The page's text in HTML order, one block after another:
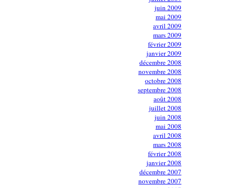
juin 2009
mai 2009
avril 2009
mars 2009
février 2009
janvier 2009
décembre 2008
novembre 2008
octobre 2008
septembre 2008
août 2008
juillet 2008
juin 2008
mai 2008
avril 2008
mars 2008
février 2008
janvier 2008
décembre 2007
novembre 2007